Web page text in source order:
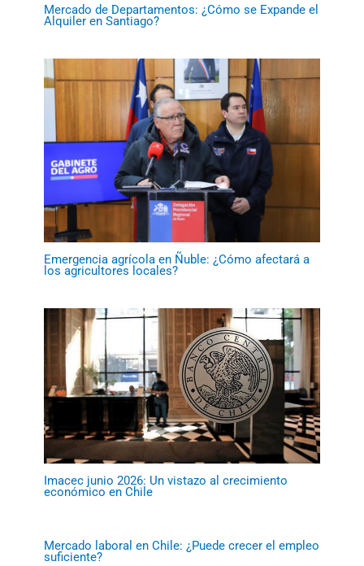
Mercado de Departamentos: ¿Cómo se Expande el
Alquiler en Santiago?
Emergencia agrícola en Ñuble: ¿Cómo afectará a
los agricultores locales?
Imacec junio 2026: Un vistazo al crecimiento
económico en Chile
Mercado laboral en Chile: ¿Puede crecer el empleo
suficiente?